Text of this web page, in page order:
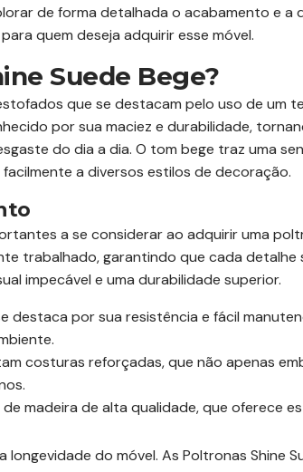
de forma detalhada o acabamento e a
quem deseja adquirir esse móvel.
Suede Bege?
que se destacam pelo uso de um
por sua maciez e durabilidade,
do dia a dia. O tom bege traz uma
a diversos estilos de decoração.
a se considerar ao adquirir uma
trabalhado, garantindo que cada
impecável e uma durabilidade superior.
destaca por sua resistência e fácil
costuras reforçadas, que não apenas
madeira de alta qualidade, que oferece
do móvel. As Poltronas Shine